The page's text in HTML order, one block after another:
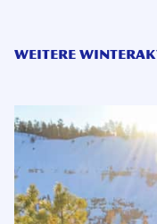
WEITERE